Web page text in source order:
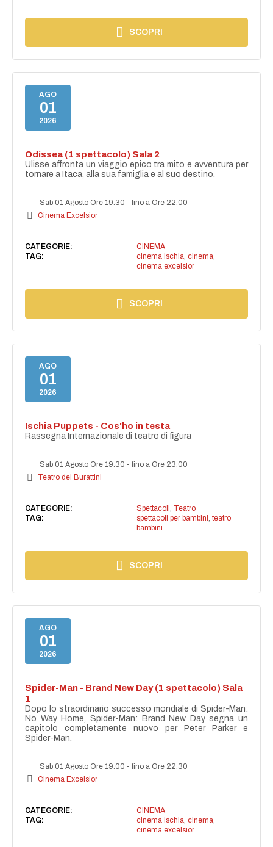
SCOPRI
AGO
01
2026
Odissea (1 spettacolo) Sala 2
Ulisse affronta un viaggio epico tra mito e avventura per
tornare a Itaca, alla sua famiglia e al suo destino.
Sab 01 Agosto Ore 19:30 -fino a Ore 22:00
Cinema Excelsior
CATEGORIE:
CINEMA
TAG:
cinema ischia, cinema,
cinema excelsior
SCOPRI
AGO
01
2026
Ischia Puppets - Cos'ho in testa
Rassegna Internazionale di teatro di figura
Sab 01 Agosto Ore 19:30 -fino a Ore 23:00
Teatro dei Burattini
CATEGORIE: Spettacoli, Teatro
TAG:
spettacoli per bambini, teatro
bambini
SCOPRI
AGO
01
2026
Spider-Man - Brand New Day (1 spettacolo) Sala
1
Dopo lo straordinario successo mondiale di Spider-Man:
No Way Home, Spider-Man: Brand New Day segna un
capitolo completamente nuovo per Peter Parker e
Spider-Man.
Sab 01 Agosto Ore 19:00 -fino a Ore 22:30
Cinema Excelsior
CATEGORIE:
CINEMA
TAG:
cinema ischia cinema
cinema excelsior